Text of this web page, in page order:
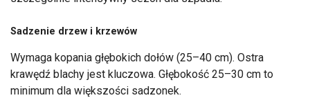
Sadzenie drzew i krzewów
Wymaga kopania głębokich dołów (25–40 cm). Ostra
krawędź blachy jest kluczowa. Głębokość 25–30 cm to
minimum dla większości sadzonek.